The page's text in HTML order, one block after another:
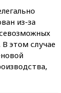
из-за
В этом случае